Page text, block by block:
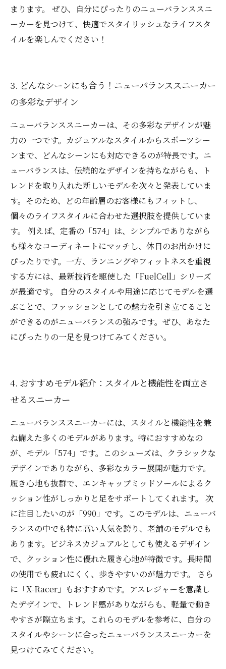
まります。 ぜひ、自分にぴったりのニューバランススニ
ーカーを見つけて、快適でスタイリッシュなライフスタ
イルを楽しんでください！
3. どんなシーンにも合う！ニューバランススニーカー
の多彩なデザイン
ニューバランススニーカーは、その多彩なデザインが魅
力の一つです。カジュアルなスタイルからスポーツシー
ンまで、どんなシーンにも対応できるのが特長です。ニ
ューバランスは、伝統的なデザインを持ちながらも、ト
レンドを取り入れた新しいモデルを次々と発表していま
す。そのため、どの年齢層のお客様にもフィットし、
個々のライフスタイルに合わせた選択肢を提供していま
す。 例えば、定番の「574」は、シンプルでありながら
も様々なコーディネートにマッチし、休日のお出かけに
ぴったりです。一方、ランニングやフィットネスを重視
する方には、最新技術を駆使した「FuelCell」シリーズ
が最適です。 自分のスタイルや用途に応じてモデルを選
ぶことで、ファッションとしての魅力を引き立てること
ができるのがニューバランスの強みです。ぜひ、あなた
にぴったりの一足を見つけてみてください。
4. おすすめモデル紹介：スタイルと機能性を両立さ
せるスニーカー
ニューバランススニーカーには、スタイルと機能性を兼
ね備えた多くのモデルがあります。特におすすめなの
が、モデル「574」です。このシューズは、クラシックな
デザインでありながら、多彩なカラー展開が魅力です。
履き心地も抜群で、エンキャップミッドソールによるク
ッション性がしっかりと足をサポートしてくれます。 次
に注目したいのが「990」です。このモデルは、ニューバ
ランスの中でも特に高い人気を誇り、老舗のモデルでも
あります。ビジネスカジュアルとしても使えるデザイン
で、クッション性に優れた履き心地が特徴です。長時間
の使用でも疲れにくく、歩きやすいのが魅力です。 さら
に「X-Racer」もおすすめです。アスレジャーを意識し
たデザインで、トレンド感がありながらも、軽量で動き
やすさが際立ちます。これらのモデルを参考に、自分の
スタイルやシーンに合ったニューバランススニーカーを
見つけてみてください。